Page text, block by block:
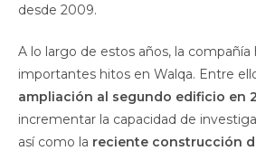
desde 2009.
A lo largo de estos años, la
importantes hitos en Walqa. Entre
ampliación al segundo edificio en
incrementar la capacidad de
así como la reciente construcción